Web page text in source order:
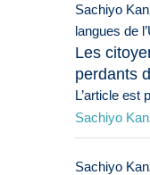
Sachiyo
langues de
Les
perdants
L’article est
Sachiyo
Sachiyo